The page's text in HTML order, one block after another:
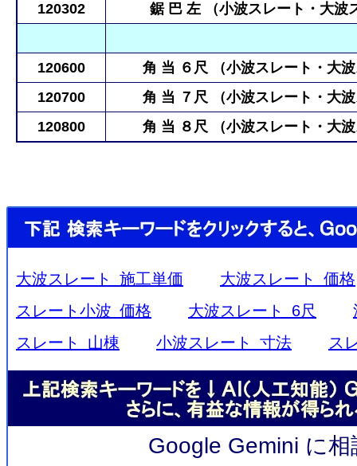
120302
鋸 巴 左 （小波スレート・大波
120600
角 当 ６尺 （小波スレート・大
120700
角 当 ７尺 （小波スレート・大
120800
角 当 ８尺 （小波スレート・大
大波スレート 施工単価
大波スレート 価格
スレート小波 価格
大波スレート 6尺
スレート 山棟
小波スレート 寸法 ス
Google Gemini に